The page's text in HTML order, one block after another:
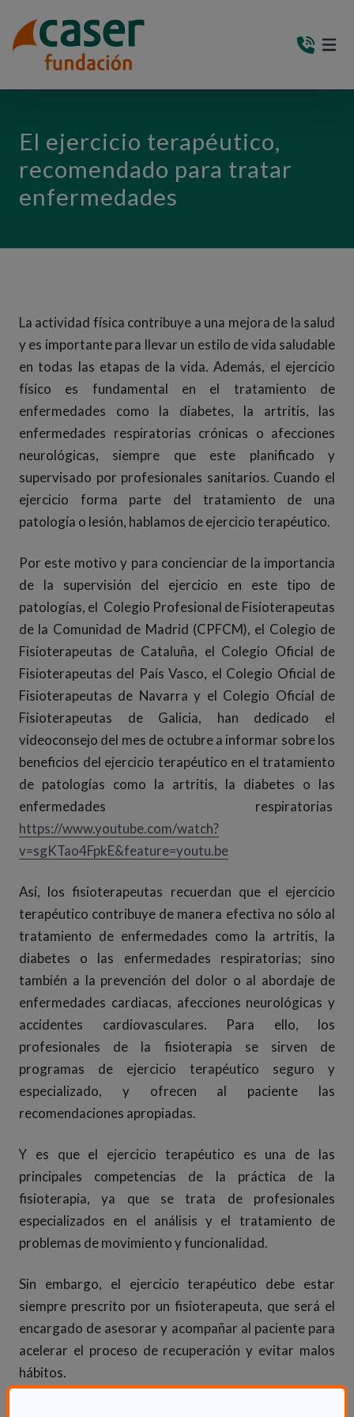
El ejercicio terapéutico,
recomendado para tratar
enfermedades
La actividad física contribuye a una mejora de la salud
y es importante para llevar un estilo de vida saludable
en todas las etapas de la vida. Además, el ejercicio
físico es fundamental en el tratamiento de
enfermedades como la diabetes, la artritis, las
enfermedades respiratorias crónicas o afecciones
neurológicas, siempre que este planificado y
supervisado por profesionales sanitarios. Cuando el
ejercicio forma parte del tratamiento de una
patología o lesión, hablamos de ejercicio terapéutico.
Por este motivo y para concienciar de la importancia
de la supervisión del ejercicio en este tipo de
patologías, el Colegio Profesional de Fisioterapeutas
de la Comunidad de Madrid (CPFCM), el Colegio de
Fisioterapeutas de Cataluña, el Colegio Oficial de
Fisioterapeutas del País Vasco, el Colegio Oficial de
Fisioterapeutas de Navarra y el Colegio Oficial de
Fisioterapeutas de Galicia, han dedicado el
videoconsejo del mes de octubre a informar sobre los
beneficios del ejercicio terapéutico en el tratamiento
de patologías como la artritis, la diabetes o las
enfermedades respiratorias
https://www.youtube.com/watch?
v=sgKTao4FpkE&feature=youtu.be
Así, los fisioterapeutas recuerdan que el ejercicio
terapéutico contribuye de manera efectiva no sólo al
tratamiento de enfermedades como la artritis, la
diabetes o las enfermedades respiratorias; sino
también a la prevención del dolor o al abordaje de
enfermedades cardiacas, afecciones neurológicas y
accidentes cardiovasculares. Para ello, los
profesionales de la fisioterapia se sirven de
programas de ejercicio terapéutico seguro y
especializado, y ofrecen al paciente las
recomendaciones apropiadas.
Y es que el ejercicio terapéutico es una de las
principales competencias de la práctica de la
fisioterapia, ya que se trata de profesionales
especializados en el análisis y el tratamiento de
problemas de movimiento y funcionalidad.
Sin embargo, el ejercicio terapéutico debe estar
siempre prescrito por un fisioterapeuta, que será el
encargado de asesorar y acompañar al paciente para
acelerar el proceso de recuperación y evitar malos
hábitos.